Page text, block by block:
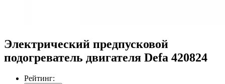
Электрический предпусковой
подогреватель двигателя Defa 420824
Рейтинг: